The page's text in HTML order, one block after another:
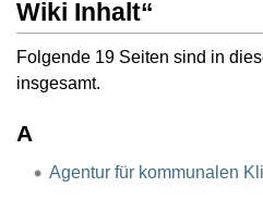
Wiki Inhalt“
Folgende 19 Seiten sind in
insgesamt.
A
Agentur für kommunalen